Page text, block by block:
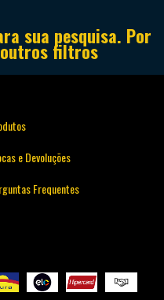
sua pesquisa. Por
filtros
e Devoluções
Frequentes